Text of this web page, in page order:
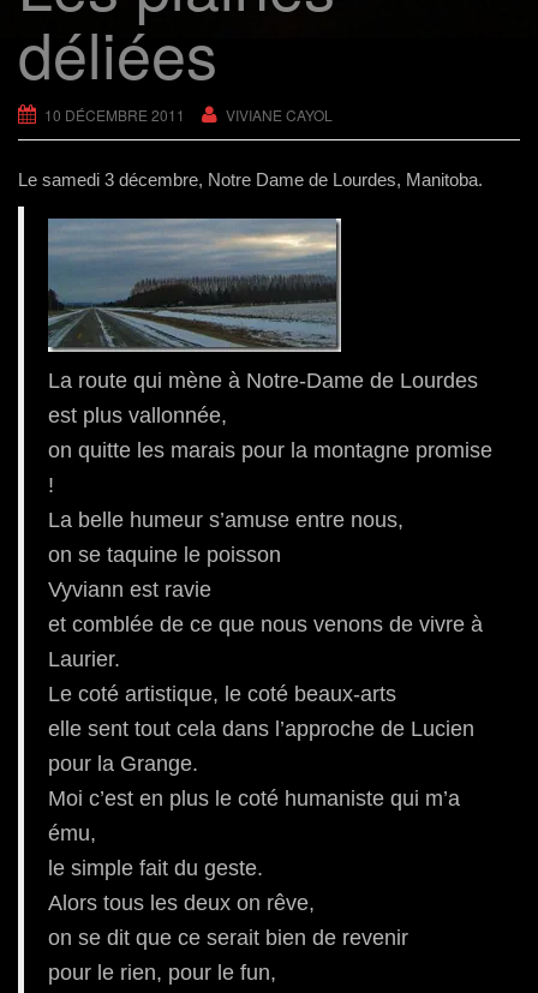
déliées
10 DÉCEMBRE 2011 VIVIANE CAYOL
Le samedi 3 décembre, Notre Dame de Lourdes, Manitoba.
La route qui mène à Notre-Dame de Lourdes
est plus vallonnée,
on quitte les marais pour la montagne promise
!
La belle humeur s’amuse entre nous,
on se taquine le poisson
Vyviann est ravie
et comblée de ce que nous venons de vivre à
Laurier.
Le coté artistique, le coté beaux-arts
elle sent tout cela dans l’approche de Lucien
pour la Grange.
Moi c’est en plus le coté humaniste qui m’a
ému,
le simple fait du geste.
Alors tous les deux on rêve,
on se dit que ce serait bien de revenir
pour le rien, pour le fun,